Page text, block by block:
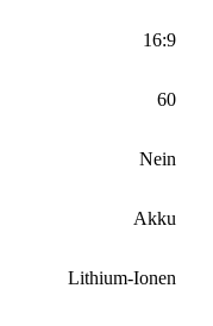
16:9
60
Nein
Akku
Lithium-Ionen